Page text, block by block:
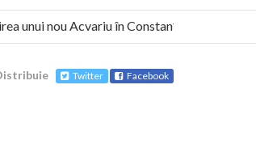
unui nou Acvariu în Constanța
Twitter Facebook